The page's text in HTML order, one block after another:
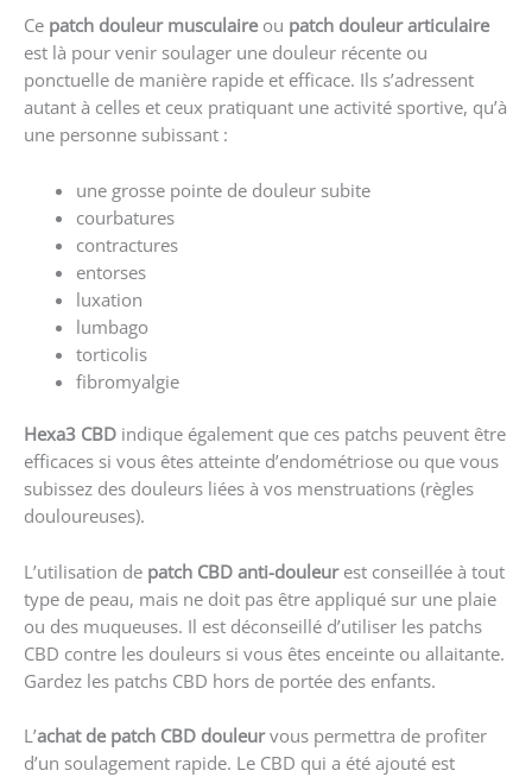
Ce patch douleur musculaireou patch douleur articulaire
est là pour venir soulager une douleur récente ou
ponctuelle de manière rapide et efficace. Ils s’adressent
autant à celles et ceux pratiquant une activité sportive, qu’à
une personne subissant :
une grosse pointe de douleur subite
courbatures
contractures
entorses
luxation
lumbago
torticolis
fibromyalgie
Hexa3 CBD indique également que ces patchs peuvent être
efficaces si vous êtes atteinte d’endométriose ou que vous
subissez des douleurs liées à vos menstruations (règles
douloureuses).
L’utilisation de patch CBD anti-douleurest conseillée à tout
type de peau, mais ne doit pas être appliqué sur une plaie
ou des muqueuses. Il est déconseillé d’utiliser les patchs
CBD contre les douleurs si vous êtes enceinte ou allaitante.
Gardez les patchs CBD hors de portée des enfants.
L’achat de patch CBD douleurvous permettra de profiter
d’un soulagement rapide. Le CBD qui a été ajouté est